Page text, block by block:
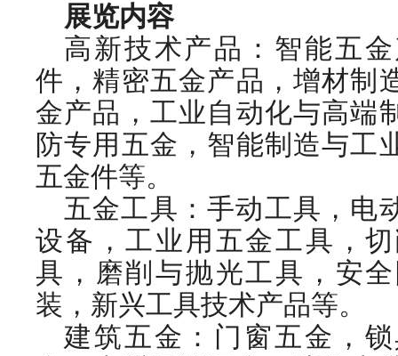
展览内容
高新技术产品：智能五
件，精密五金产品，增材制
金产品，工业自动化与高端
防专用五金，智能制造与工
五金件等。
五金工具：手动工具，电
设备，工业用五金工具，
具，磨削与抛光工具，安
装，新兴工具技术产品等。
建筑五金：门窗五金，